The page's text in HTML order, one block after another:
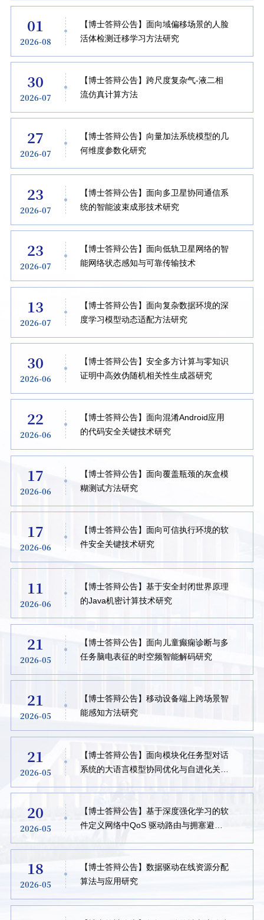
01
2026-08
【博士答辩公告】面向域偏移场景的人脸
活体检测迁移学习方法研究
30
2026-07
【博士答辩公告】跨尺度复杂气-液二相
流仿真计算方法
27
2026-07
【博士答辩公告】向量加法系统模型的几
何维度参数化研究
23
2026-07
【博士答辩公告】面向多卫星协同通信系
统的智能波束成形技术研究
23
2026-07
【博士答辩公告】面向低轨卫星网络的智
能网络状态感知与可靠传输技术
13
2026-07
【博士答辩公告】面向复杂数据环境的深
度学习模型动态适配方法研究
30
2026-06
【博士答辩公告】安全多方计算与零知识
证明中高效伪随机相关性生成器研究
22
2026-06
【博士答辩公告】面向混淆Android应用
的代码安全关键技术研究
17
2026-06
【博士答辩公告】面向覆盖瓶颈的灰盒模
糊测试方法研究
17
2026-06
【博士答辩公告】面向可信执行环境的软
件安全关键技术研究
11
2026-06
【博士答辩公告】基于安全封闭世界原理
的Java机密计算技术研究
21
2026-05
【博士答辩公告】面向儿童癫痫诊断与多
任务脑电表征的时空频智能解码研究
21
2026-05
【博士答辩公告】移动设备端上跨场景智
能感知方法研究
21
2026-05
【博士答辩公告】面向模块化任务型对话
系统的大语言模型协同优化与自进化关键
20
2026-05
【博士答辩公告】基于深度强化学习的软
件定义网络中QoS 驱动路由与拥塞避免
18
2026-05
【博士答辩公告】数据驱动在线资源分配
算法与应用研究